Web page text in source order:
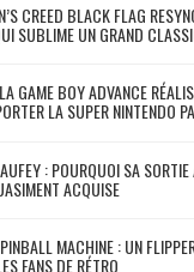
CREED BLACK FLAG
SUBLIME UN GRAND
GAME BOY ADVANCE
LA SUPER NINTENDO
: POURQUOI SA
ACQUISE
MACHINE : UN
FANS DE RÉTRO